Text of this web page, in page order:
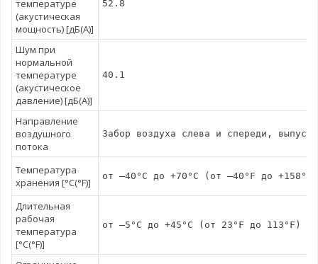
температуре
(акустическая
мощность) [дБ(А)]
52.8
Шум при
нормальной
температуре
(акустическое
давление) [дБ(А)]
40.1
Направление
воздушного
потока
Забор воздуха слева и спереди, выпуск
Температура
хранения [°C(°F)]
от –40°C до +70°C (от –40°F до +158°F)
Длительная
рабочая
температура
[°C(°F)]
от –5°C до +45°C (от 23°F до 113°F)